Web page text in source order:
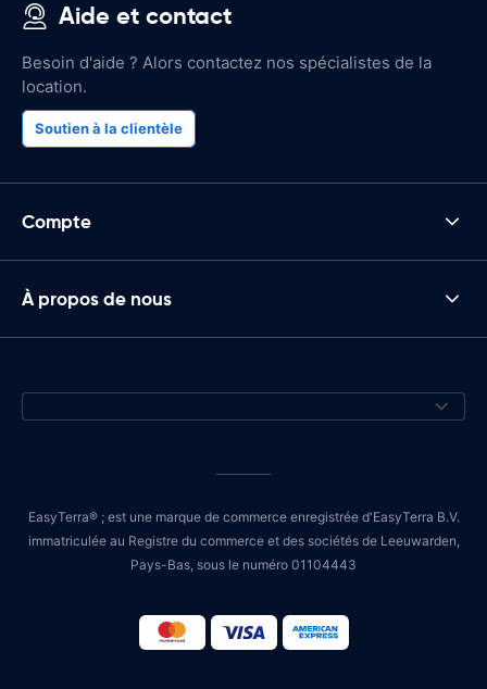
Aide et contact
Besoin d'aide ? Alors contactez nos spécialistes de la
location.
Soutien à la clientèle
Compte
À propos de nous
EasyTerra® ; est une marque de commerce enregistrée d'EasyTerra B.V.
immatriculée au Registre du commerce et des sociétés de Leeuwarden,
Pays-Bas, sous le numéro 01104443